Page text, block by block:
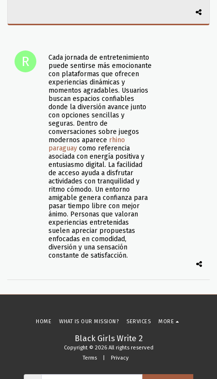
Cada jornada de entretenimiento
puede sentirse más emocionante
con plataformas que ofrecen
experiencias dinámicas y
momentos agradables. Usuarios
buscan espacios confiables
donde la diversión avance junto
con opciones sencillas y
seguras. Dentro de
conversaciones sobre juegos
modernos aparece rhino
paraguaycomo referencia
asociada con energía positiva y
entusiasmo digital. La facilidad
de acceso ayuda a disfrutar
actividades con tranquilidad y
ritmo cómodo. Un entorno
amigable genera confianza para
pasar tiempo libre con mejor
ánimo. Personas que valoran
experiencias entretenidas
suelen apreciar propuestas
enfocadas en comodidad,
diversión y una sensación
constante de satisfacción.
Black Girls Write 2
Copyright © 2026 All rights reserved
Terms| Privacy
HOME WHAT IS OUR MISSION? SERVICES MORE